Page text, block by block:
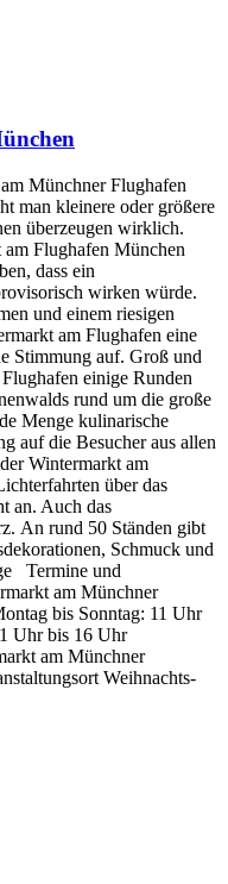
Münchner Flughafen
man kleinere oder größere
überzeugen wirklich.
Flughafen München
dass ein
wirken würde.
und einem riesigen
am Flughafen eine
Stimmung auf. Groß und
einige Runden
rund um die große
Menge kulinarische
auf die Besucher aus allen
Wintermarkt am
über das
an. Auch das
An rund 50 Ständen gibt
Schmuck und
Termine und
am Münchner
bis Sonntag: 11 Uhr
Uhr bis 16 Uhr
am Münchner
Weihnachts-